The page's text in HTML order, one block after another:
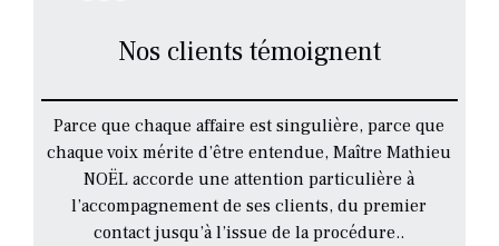
Nos clients témoignent
Parce que chaque affaire est singulière, parce que
chaque voix mérite d’être entendue, Maître Mathieu
NOËL accorde une attention particulière à
l’accompagnement de ses clients, du premier
contact jusqu’à l’issue de la procédure..